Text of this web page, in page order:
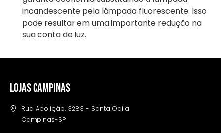
incandescente pela lâmpada fluorescente. Isso
pode resultar em uma importante redução na
sua conta de luz.
LOJAS CAMPINAS
Rua Abolição, 3283 - Santa Odila
Campinas-SP